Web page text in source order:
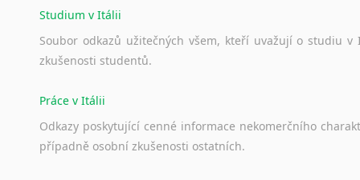
Studium v Itálii
Soubor odkazů užitečných všem, kteří uvažují o studiu v
zkušenosti studentů.
Práce v Itálii
Odkazy poskytující cenné informace nekomerčního
případně osobní zkušenosti ostatních.